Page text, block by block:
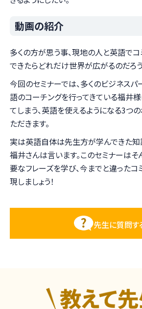
動画の紹介
多くの方が思う事、現地の人と英語で
できたらどれだけ世界が広がるのだろう
今回のセミナーでは、多くのビジネスパ
語のコーチングを行ってきている福井
てしまう、英語を使えるようになる3つ
ただきます。
実は英語自体は先生方が学んできた
福井さんは言います。このセミナーは
要なフレーズを学び、今までと違ったコ
現しましょう！
先生に質問す